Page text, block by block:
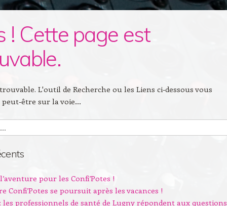
! Cette page est
L'outil de Recherche ou les Liens ci-dessous vous
être sur la voie…
pour les Confi’Potes !
Confi’Potes se poursuit après les vacances !
: les professionnels de santé de Lugny répondent aux